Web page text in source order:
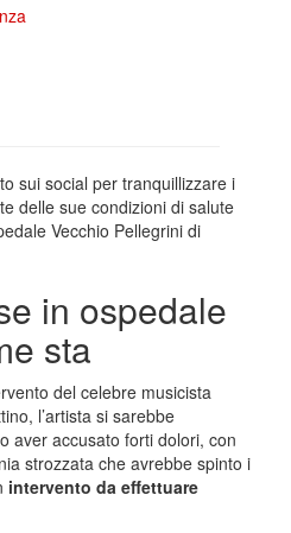
sui social per tranquillizzare i
delle sue condizioni di salute
Vecchio Pellegrini di
in ospedale
sta
del celebre musicista
l’artista si sarebbe
aver accusato forti dolori, con
strozzata che avrebbe spinto i
intervento da effettuare